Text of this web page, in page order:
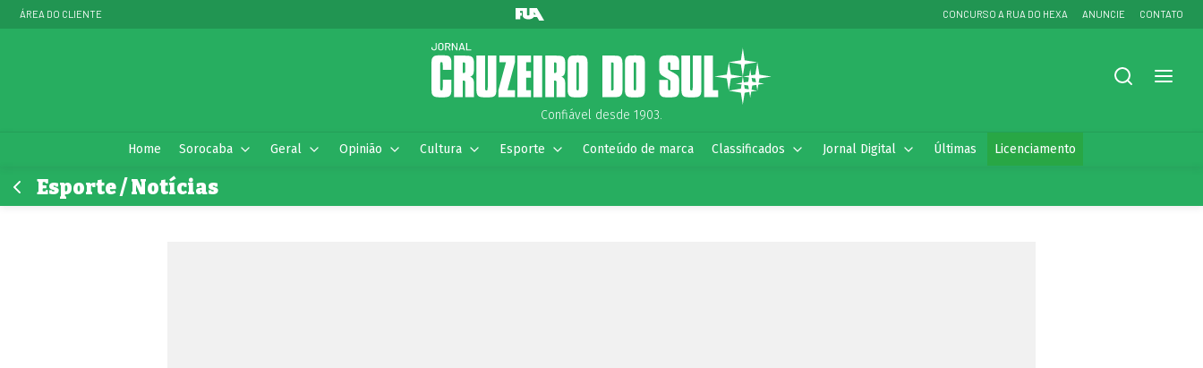
ÁREA DO CLIENTE CONCURSO A RUA DO HEXA ANUNCIE CONTATO
Confiável desde 1903.
Home Sorocaba Geral Opinião Cultura Esporte Conteúdo de marca Classificados Jornal Digital Últimas Licenciamento
Esporte / Notícias